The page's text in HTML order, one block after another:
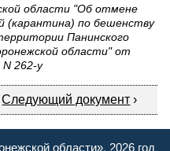
области "Об отмене
(карантина) по бешенству
Панинского
области" от
N 262-у
Следующий документ ›
области», 2026 год